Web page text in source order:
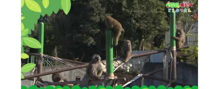
一部コンテンツを除き、
CCNetサービスへの加入と『CCNetマイ
ページ※』へのログインが必要となりま
す。
何卒、ご理解ご了承の程よろしくお願い
いたします。